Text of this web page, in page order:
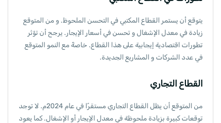
يتوقع أن يستمر القطاع المكتبي في التحسن الملحوظ. و من المتوقع
زيادة في معدل الإشغال و تحسن في أسعار الإيجار. يرجح أن تؤثر
تطورات اقتصادية إيجابية على هذا القطاع. خاصةً مع النمو المتوقع
في عدد الشركات و المشاريع الجديدة.
القطاع التجاري
من المتوقع أن يظل القطاع التجاري مستقرًا في عام 2024م. لا توجد
توقعات كبيرة بزيادة ملحوظة في معدل الإيجار أو الإشغال. كما يعود